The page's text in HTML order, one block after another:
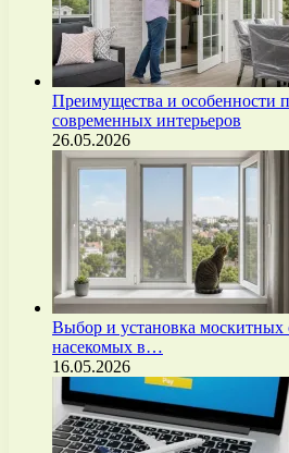
Преимущества и особенности
современных интерьеров
26.05.2026
Выбор и установка москитных
насекомых в…
16.05.2026